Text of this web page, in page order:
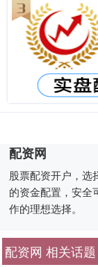
配资网
股票配资开户，选
的资金配置，安全
作的理想选择。
配资网 相关话题